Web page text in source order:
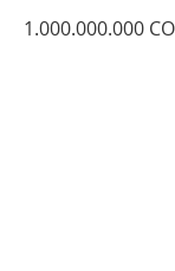
1.000.000.000